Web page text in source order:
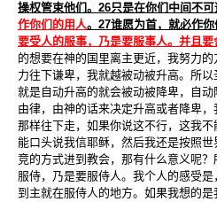
操权管束他们。 26只是在你们中间不可
作你们的用人。 27谁愿为首，就必作你
要受人的服事，乃是要服事人。并且
的想要在神的国里离主更近，我努力
力往下谦卑，我就越被动被升高。所以
就是自动升高的就会被动被降卑，自
由律，由神的话来决定升高或者降卑
那样往下走，如果你说这不行，这我
能口头说我信耶稣，然后我还是按照
竞的方式进到教会，那有什么意义呢
服侍，乃是要服侍人。我个人的感受
到主就在服侍人的地方。如果我想的